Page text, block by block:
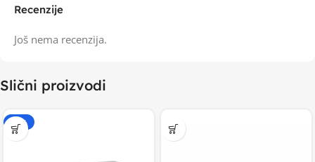
Recenzije
Još nema recenzija.
Slični proizvodi
-20%